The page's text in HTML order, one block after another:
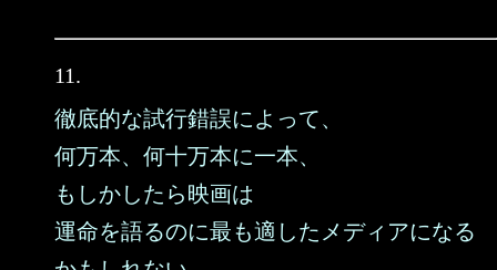
11.
徹底的な試行錯誤によって、
何万本、何十万本に一本、
もしかしたら映画は
運命を語るのに最も適したメディアになる